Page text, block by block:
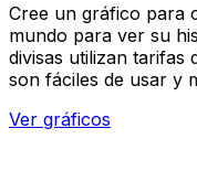
Cree un gráfico para
mundo para ver su
divisas utilizan tarifas
son fáciles de usar y
Ver gráficos